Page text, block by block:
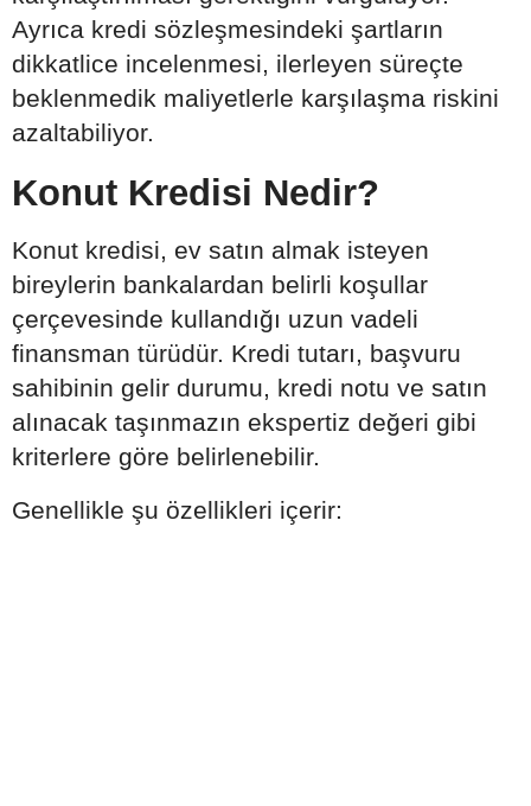
Ayrıca kredi sözleşmesindeki şartların
dikkatlice incelenmesi, ilerleyen süreçte
beklenmedik maliyetlerle karşılaşma riskini
azaltabiliyor.
Konut Kredisi Nedir?
Konut kredisi, ev satın almak isteyen
bireylerin bankalardan belirli koşullar
çerçevesinde kullandığı uzun vadeli
finansman türüdür. Kredi tutarı, başvuru
sahibinin gelir durumu, kredi notu ve satın
alınacak taşınmazın ekspertiz değeri gibi
kriterlere göre belirlenebilir.
Genellikle şu özellikleri içerir: